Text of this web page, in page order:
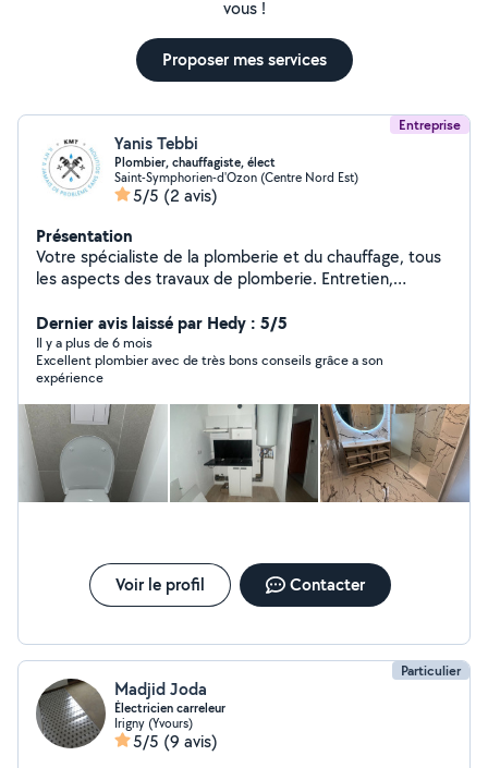
vous !
Proposer mes services
Entreprise
Yanis Tebbi
Plombier, chauffagiste, élect
Saint-Symphorien-d'Ozon (Centre Nord Est)
5/5 (2 avis)
Présentation
Votre spécialiste de la plomberie et du chauffage, tous
les aspects des travaux de plomberie. Entretien,
service.
Dernier avis laissé par Hedy : 5/5
Il y a plus de 6 mois
Excellent plombier avec de très bons conseils grâce a son
expérience
Voir le profil Contacter
Particulier
Madjid Joda
Électricien carreleur
Irigny (Yvours)
5/5 (9 avis)